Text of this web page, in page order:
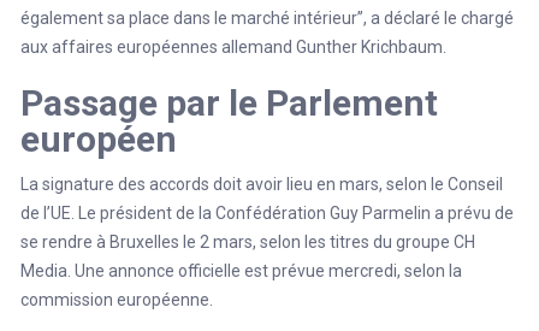
également sa place dans le marché intérieur”, a déclaré le chargé
aux affaires européennes allemand Gunther Krichbaum.
Passage par le Parlement
européen
La signature des accords doit avoir lieu en mars, selon le Conseil
de l’UE. Le président de la Confédération Guy Parmelin a prévu de
se rendre à Bruxelles le 2 mars, selon les titres du groupe CH
Media. Une annonce officielle est prévue mercredi, selon la
commission européenne.